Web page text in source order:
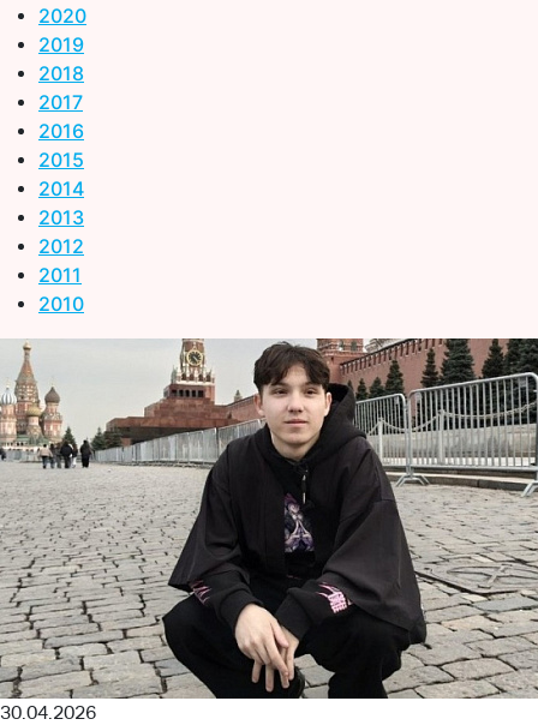
2020
2019
2018
2017
2016
2015
2014
2013
2012
2011
2010
30.04.2026